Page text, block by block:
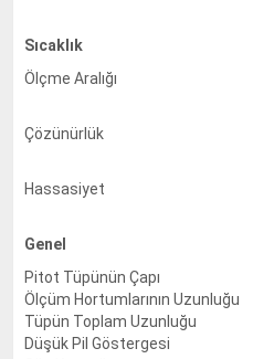
Sıcaklık
Ölçme Aralığı
Çözünürlük
Hassasiyet
Genel
Pitot Tüpünün Çapı
Ölçüm Hortumlarının Uzunluğu
Tüpün Toplam Uzunluğu
Düşük Pil Göstergesi